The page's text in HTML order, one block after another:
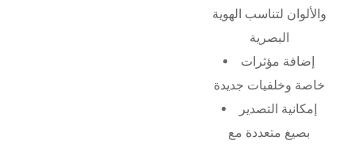
والألوان لتناسب الهوية
البصرية
إضافة مؤثرات
خاصة وخلفيات جديدة
إمكانية التصدير
بصيغ متعددة مع